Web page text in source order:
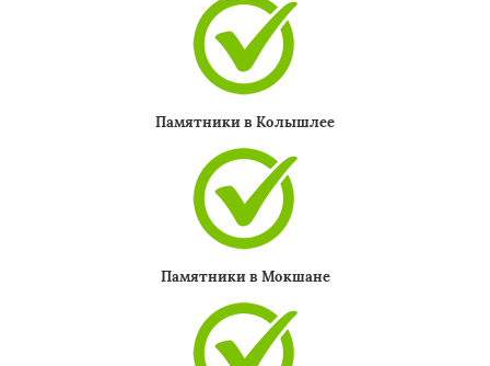
Памятники в Колышлее
Памятники в Мокшане